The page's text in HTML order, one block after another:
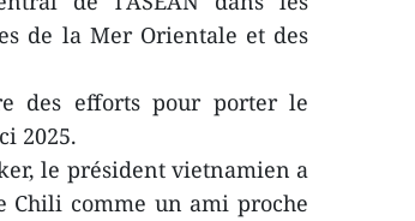
de la Mer Orientale et des
des efforts pour porter le
2025.
le président vietnamien a
Chili comme un ami proche